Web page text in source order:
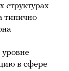
структурах
типично
в сфере